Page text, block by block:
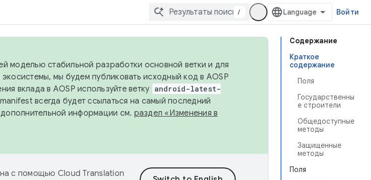
/ Войти
Содержание
Краткое
содержание
Поля
Государственны
е строители
Общедоступные
методы
Защищенные
методы
Поля
моделью стабильной разработки основной ветки и для
мы будем публиковать исходный код в AOSP
вклада в AOSP используйте ветку android-latest-
manifest всегда будет ссылаться на самый последний
информации см. раздел «Изменения в
с помощью Cloud Translation